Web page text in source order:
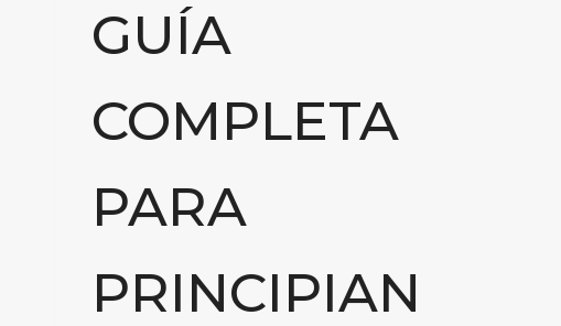
GUÍA
COMPLETA
PARA
PRINCIPIAN